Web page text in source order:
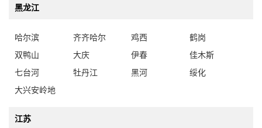
黑龙江
哈尔滨 齐齐哈尔 鸡西
鹤岗
双鸭山
大庆 伊春
佳木斯
七台河
牡丹江 黑河
绥化
大兴安岭地
江苏